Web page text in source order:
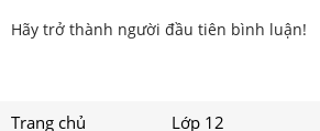
Hãy trở thành người đầu tiên bình luận!
Trang chủ Lớp 12